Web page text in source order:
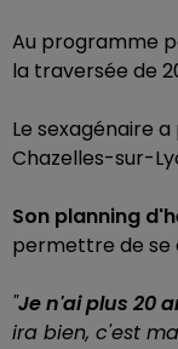
Au programme
la traversée de
Le sexagénaire
Chazelles-sur-
Son planning
permettre de se
"Je n'ai plus 20
ira bien, c'est